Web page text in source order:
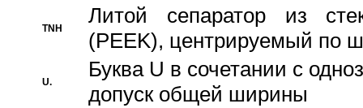
TNH
Литой сепаратор из
(PEEK), центрируемый по
U.
Буква U в сочетании с
допуск общей ширины